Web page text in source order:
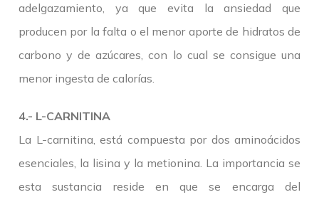
adelgazamiento, ya que evita la ansiedad que
producen por la falta o el menor aporte de hidratos de
carbono y de azúcares, con lo cual se consigue una
menor ingesta de calorías.
4.- L-CARNITINA
La L-carnitina, está compuesta por dos aminoácidos
esenciales, la lisina y la metionina. La importancia se
esta sustancia reside en que se encarga del